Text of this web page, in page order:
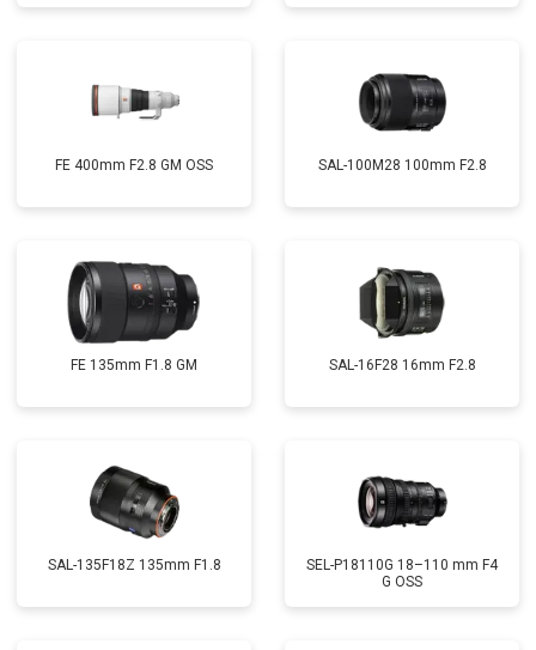
FE 400mm F2.8 GM OSS SAL-100M28 100mm F2.8
FE 135mm F1.8 GM SAL-16F28 16mm F2.8
SAL-135F18Z 135mm F1.8
SEL-P18110G 18–110 mm F4
G OSS